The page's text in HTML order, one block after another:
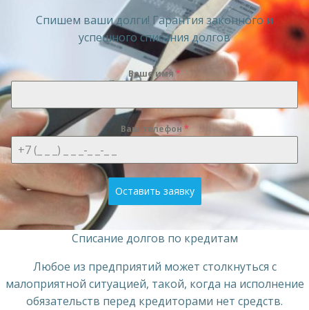
Спишем ваши долги! Гарантия законного и
успешного списания долгов
Ваше имя*
Ваш телефон*
Оставить заявку
Списание долгов по кредитам
Любое из предприятий может столкнуться с
малоприятной ситуацией, такой, когда на исполнение
обязательств перед кредиторами нет средств.